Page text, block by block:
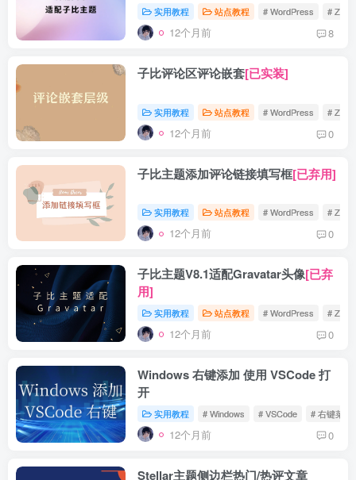
实用教程 站点教程 # WordPress # Zibll
12个月前 8
子比评论区评论嵌套[已实装]
实用教程 站点教程 # WordPress # Zibll
12个月前 0
子比主题添加评论链接填写框[已弃用]
实用教程 站点教程 # WordPress # Zibll
12个月前 0
子比主题V8.1适配Gravatar头像[已弃
用]
实用教程 站点教程 # WordPress # Zibll
12个月前 0
Windows 右键添加 使用 VSCode 打
开
实用教程 # Windows # VSCode # 右键菜单
12个月前 0
Stellar主题侧边栏热门/热评文章